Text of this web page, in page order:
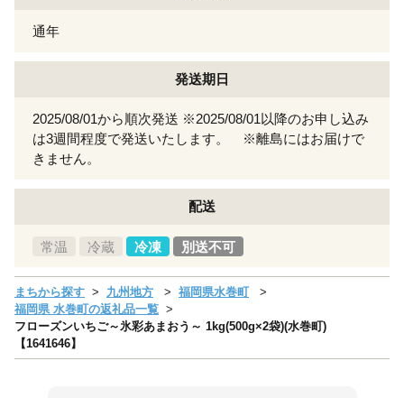
通年
発送期日
2025/08/01から順次発送 ※2025/08/01以降のお申し込み
は3週間程度で発送いたします。 ※離島にはお届けで
きません。
配送
常温 冷蔵 冷凍 別送不可
まちから探す 九州地方
福岡県水巻町
福岡県 水巻町の返礼品一覧
フローズンいちご～氷彩あまおう～ 1kg(500g×2袋)(水巻町)
【1641646】